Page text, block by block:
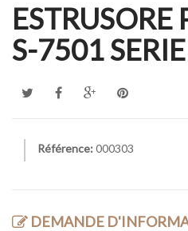
ESTRUSORE
S-7501
Référence: 000303
DEMANDE